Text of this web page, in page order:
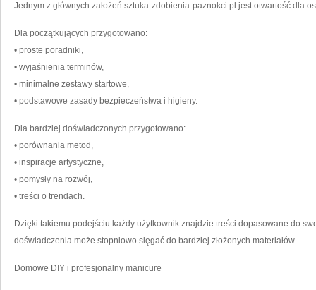
Jednym z głównych założeń sztuka-zdobienia-paznokci.pl jest otwartość dla
Dla początkujących przygotowano:
• proste poradniki,
• wyjaśnienia terminów,
• minimalne zestawy startowe,
• podstawowe zasady bezpieczeństwa i higieny.
Dla bardziej doświadczonych przygotowano:
• porównania metod,
• inspiracje artystyczne,
• pomysły na rozwój,
• treści o trendach.
Dzięki takiemu podejściu każdy użytkownik znajdzie treści dopasowane do
doświadczenia może stopniowo sięgać do bardziej złożonych materiałów.
Domowe DIY i profesjonalny manicure